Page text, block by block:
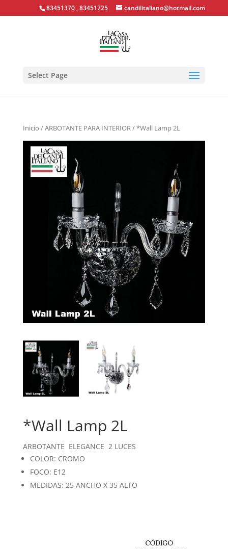
83451370 , 83451725 candilitaliano@hotmail.com
Select Page
Inicio /ARBOTANTE PARA INTERIOR/ *Wall Lamp 2L
*Wall Lamp 2L
ARBOTANTE ELEGANCE 2 LUCES
COLOR: CROMO
FOCO: E12
MEDIDAS: 25 ANCHO X 35 ALTO